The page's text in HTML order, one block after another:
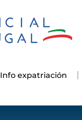
Info expatriación